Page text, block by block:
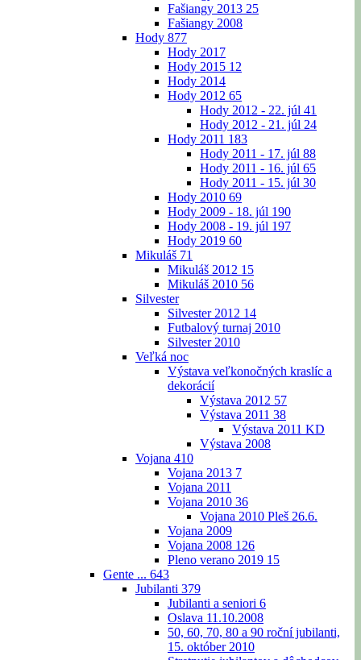
Fašiangy 2013 25
Fašiangy 2008
Hody 877
Hody 2017
Hody 2015 12
Hody 2014
Hody 2012 65
Hody 2012 - 22. júl 41
Hody 2012 - 21. júl 24
Hody 2011 183
Hody 2011 - 17. júl 88
Hody 2011 - 16. júl 65
Hody 2011 - 15. júl 30
Hody 2010 69
Hody 2009 - 18. júl 190
Hody 2008 - 19. júl 197
Hody 2019 60
Mikuláš 71
Mikuláš 2012 15
Mikuláš 2010 56
Silvester
Silvester 2012 14
Futbalový turnaj 2010
Silvester 2010
Veľká noc
Výstava veľkonočných kraslíc a
dekorácií
Výstava 2012 57
Výstava 2011 38
Výstava 2011 KD
Výstava 2008
Vojana 410
Vojana 2013 7
Vojana 2011
Vojana 2010 36
Vojana 2010 Pleš 26.6.
Vojana 2009
Vojana 2008 126
Pleno verano 2019 15
Gente ... 643
Jubilanti 379
Jubilanti a seniori 6
Oslava 11.10.2008
50, 60, 70, 80 a 90 roční jubilanti,
15. október 2010